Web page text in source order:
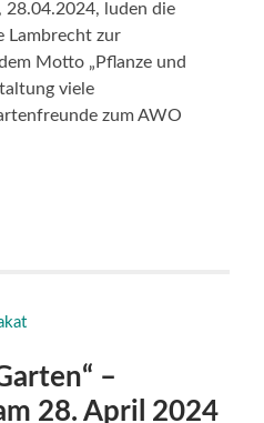
28.04.2024, luden die
Lambrecht zur
Motto „Pflanze und
viele
zum AWO
–
28. April 2024